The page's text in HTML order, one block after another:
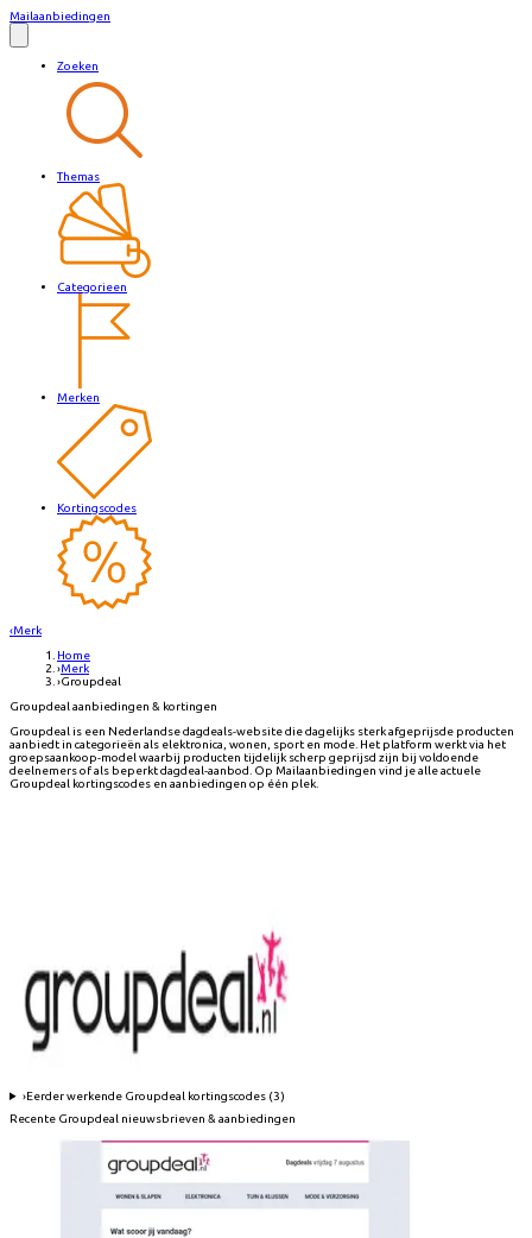
Mailaanbiedingen
Zoeken
Themas
Categorieen
Merken
Kortingscodes
‹Merk
Home
›Merk
›Groupdeal
Groupdeal aanbiedingen & kortingen
Groupdeal is een Nederlandse dagdeals-website die dagelijks sterk afgeprijsde producten
aanbiedt in categorieën als elektronica, wonen, sport en mode. Het platform werkt via het
groepsaankoop-model waarbij producten tijdelijk scherp geprijsd zijn bij voldoende
deelnemers of als beperkt dagdeal-aanbod. Op Mailaanbiedingen vind je alle actuele
Groupdeal kortingscodes en aanbiedingen op één plek.
›Eerder werkende Groupdeal kortingscodes (3)
Recente Groupdeal nieuwsbrieven & aanbiedingen